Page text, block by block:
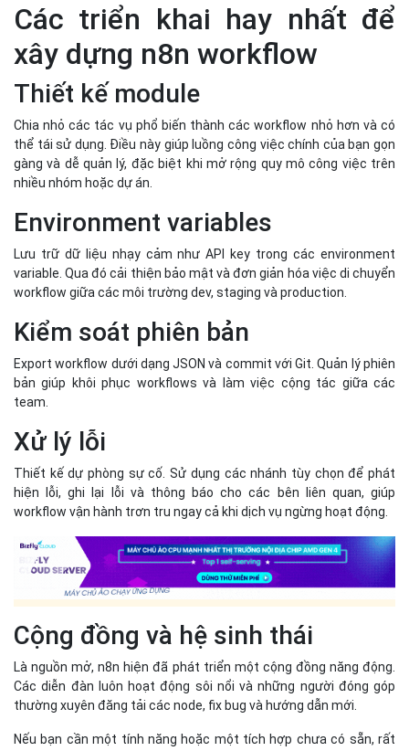
Các triển khai hay nhất để
xây dựng n8n workflow
Thiết kế module
Chia nhỏ các tác vụ phổ biến thành các workflow nhỏ hơn và có
thể tái sử dụng. Điều này giúp luồng công việc chính của bạn gọn
gàng và dễ quản lý, đặc biệt khi mở rộng quy mô công việc trên
nhiều nhóm hoặc dự án.
Environment variables
Lưu trữ dữ liệu nhạy cảm như API key trong các environment
variable. Qua đó cải thiện bảo mật và đơn giản hóa việc di chuyển
workflow giữa các môi trường dev, staging và production.
Kiểm soát phiên bản
Export workflow dưới dạng JSON và commit với Git. Quản lý phiên
bản giúp khôi phục workflows và làm việc cộng tác giữa các
team.
Xử lý lỗi
Thiết kế dự phòng sự cố. Sử dụng các nhánh tùy chọn để phát
hiện lỗi, ghi lại lỗi và thông báo cho các bên liên quan, giúp
workflow vận hành trơn tru ngay cả khi dịch vụ ngừng hoạt động.
Cộng đồng và hệ sinh thái
Là nguồn mở, n8n hiện đã phát triển một cộng đồng năng động.
Các diễn đàn luôn hoạt động sôi nổi và những người đóng góp
thường xuyên đăng tải các node, fix bug và hướng dẫn mới.
Nếu bạn cần một tính năng hoặc một tích hợp chưa có sẵn, rất